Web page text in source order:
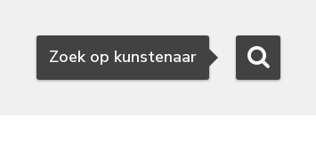
Zoeken
Zoek op kunstenaar